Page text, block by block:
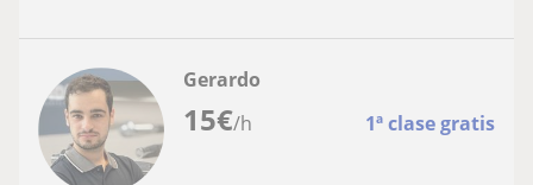
15€/h 1ª clase gratis
Gerardo